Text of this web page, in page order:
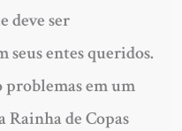
deve ser
seus entes queridos.
problemas em um
de Copas